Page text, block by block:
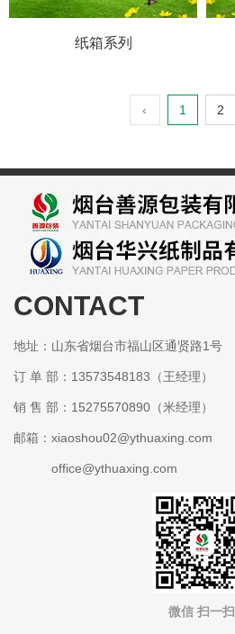
纸箱系列
‹ 1 2
某某包装有限公司
CONTACT
地址：山东省烟台市福山区通贤路1号
订 单 部：13573548183（王经理）
销 售 部：15275570890（米经理）
邮箱：xiaoshou02@ythuaxing.com
office@ythuaxing.com
微信 扫一扫